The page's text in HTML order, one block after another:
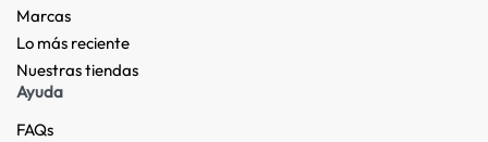
Marcas
Lo más reciente​
Nuestras tiendas​
Ayuda
FAQs